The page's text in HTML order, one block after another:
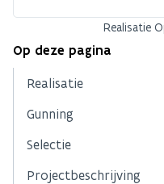
Realisatie
Op deze pagina
Realisatie
Gunning
Selectie
Projectbeschrijving